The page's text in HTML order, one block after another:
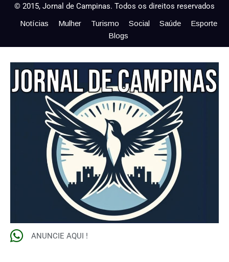
© 2015, Jornal de Campinas. Todos os direitos reservados
Notícias Mulher Turismo Social Saúde
Esporte
Blogs
ANUNCIE AQUI !